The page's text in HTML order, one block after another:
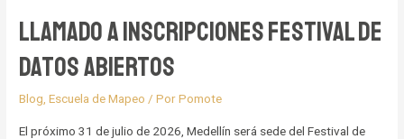
Llamado a inscripciones Festival de
Datos Abiertos
Blog,Escuela de Mapeo / PorPomote
El próximo 31 de julio de 2026, Medellín será sede del Festival de